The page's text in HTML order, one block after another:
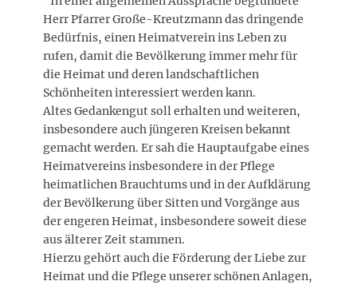
Herr Pfarrer Große-Kreutzmann das dringende
Bedürfnis, einen Heimatverein ins Leben zu
rufen, damit die Bevölkerung immer mehr für
die Heimat und deren landschaftlichen
Schönheiten interessiert werden kann.
Altes Gedankengut soll erhalten und weiteren,
insbesondere auch jüngeren Kreisen bekannt
gemacht werden. Er sah die Hauptaufgabe eines
Heimatvereins insbesondere in der Pflege
heimatlichen Brauchtums und in der Aufklärung
der Bevölkerung über Sitten und Vorgänge aus
der engeren Heimat, insbesondere soweit diese
aus älterer Zeit stammen.
Hierzu gehört auch die Förderung der Liebe zur
Heimat und die Pflege unserer schönen Anlagen,